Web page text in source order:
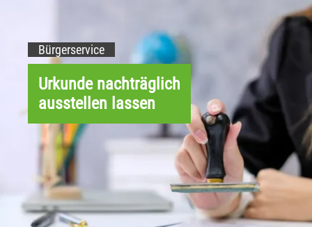
Bürgerservice
Urkunde nachträglich
ausstellen lassen